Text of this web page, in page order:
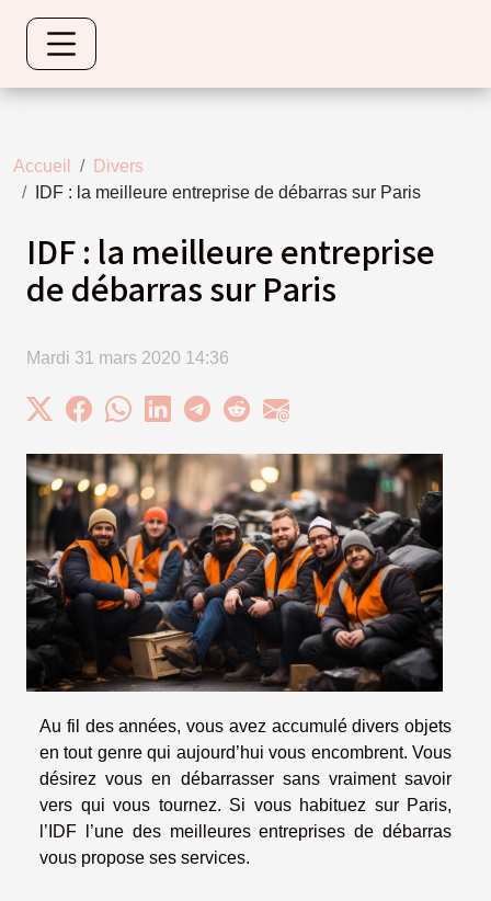
Accueil
Divers
IDF : la meilleure entreprise de débarras sur Paris
IDF : la meilleure entreprise
de débarras sur Paris
Mardi 31 mars 2020 14:36
Au fil des années, vous avez accumulé divers objets
en tout genre qui aujourd’hui vous encombrent. Vous
désirez vous en débarrasser sans vraiment savoir
vers qui vous tournez. Si vous habituez sur Paris,
l’IDF l’une des meilleures entreprises de débarras
vous propose ses services.